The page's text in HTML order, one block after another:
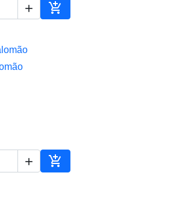
 
Adicionar ao carrinho
Vista rápida
 
Adicionar ao carrinho